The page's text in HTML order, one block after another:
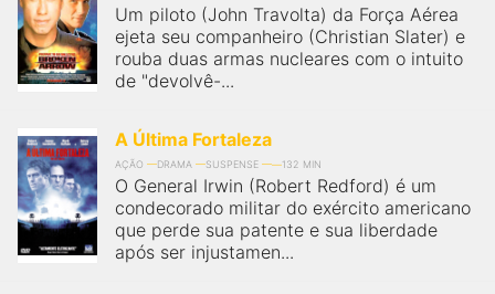
Um piloto (John Travolta) da Força Aérea
ejeta seu companheiro (Christian Slater) e
rouba duas armas nucleares com o intuito
de "devolvê-...
A Última Fortaleza
AÇÃO DRAMA SUSPENSE 132 MIN
O General Irwin (Robert Redford) é um
condecorado militar do exército americano
que perde sua patente e sua liberdade
após ser injustamen...